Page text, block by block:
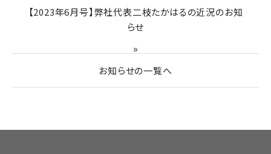
お知らせの一覧へ
【2023年6月号】弊社代表二枝たかはるの近況のお知
らせ
»